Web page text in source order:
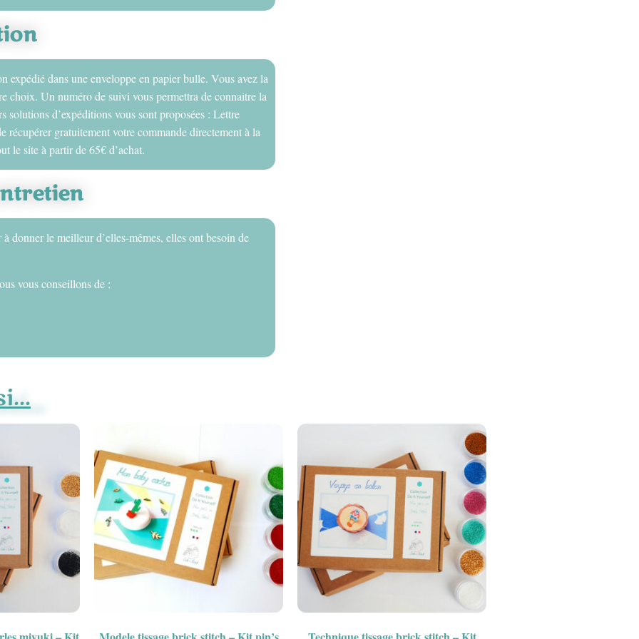
expédié dans une enveloppe en papier bulle. Vous avez la
choix. Un numéro de suivi vous permettra de connaitre la
d’expéditions vous sont proposées : Lettre
gratuitement votre commande directement à la
le site à partir de 65€ d’achat.
donner le meilleur d’elles-mêmes, elles ont besoin de
vous conseillons de :